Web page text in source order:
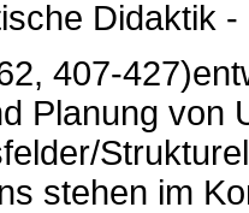
Didaktik
407-
Planung von
stehen im